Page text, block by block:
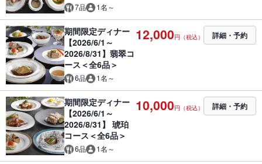
7品 1名～
期間限定ディナー
【2026/6/1～
2026/8/31】翡翠コ
ース＜全6品＞
6品 1名～
12,000円（税込） 詳細・予約
期間限定ディナー
【2026/6/1～
2026/8/31】 琥珀
コース＜全6品＞
6品 1名～
10,000円（税込） 詳細・予約